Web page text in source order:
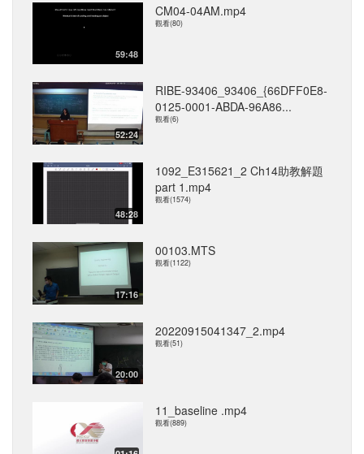
59:48
CM04-04AM.mp4
觀看(80)
52:24
RIBE-93406_93406_{66DFF0E8-
0125-0001-ABDA-96A86...
觀看(6)
48:28
1092_E315621_2 Ch14助教解題
part 1.mp4
觀看(1574)
17:16
00103.MTS
觀看(1122)
20:00
20220915041347_2.mp4
觀看(51)
11_baseline .mp4
觀看(889)